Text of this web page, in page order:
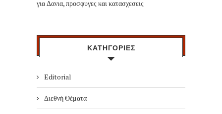
για Δανια, προσφυγες και κατασχεσεις
ΚΑΤΗΓΟΡΙΕΣ
Editorial
Διεθνή Θέματα